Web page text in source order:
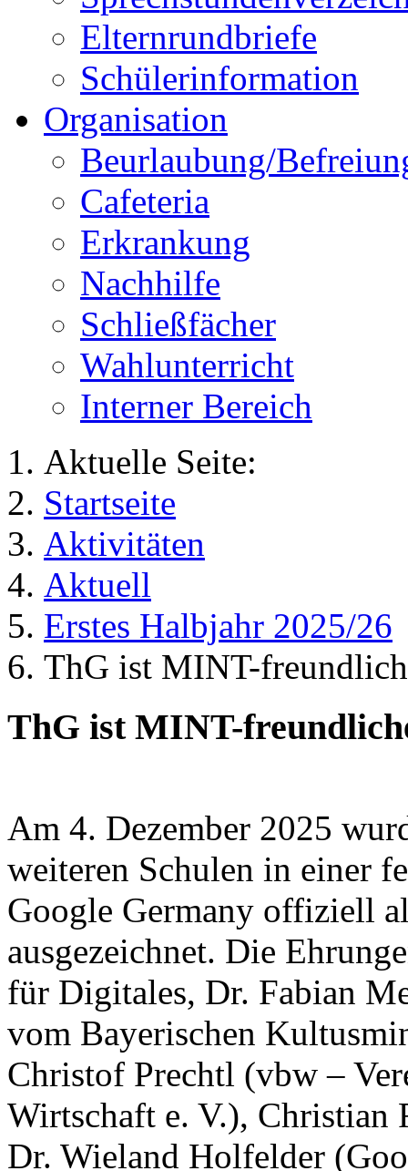
Elternrundbriefe
Schülerinformation
Organisation
Beurlaubung/
Cafeteria
Erkrankung
Nachhilfe
Schließfächer
Wahlunterricht
Interner Bereich
Aktuelle Seite:
Startseite
Aktivitäten
Aktuell
Erstes Halbjahr 2025/26
ThG ist MINT-
ThG ist MINT-
Am 4. Dezember 2025
weiteren Schulen in einer
Google Germany offiziell
ausgezeichnet. Die
für Digitales, Dr. Fabian
vom Bayerischen
Christof Prechtl (vbw –
Wirtschaft e. V.),
Dr. Wieland Holfelder